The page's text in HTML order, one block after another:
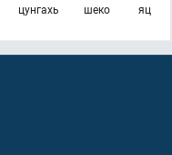
яц
шеко
цунгахь